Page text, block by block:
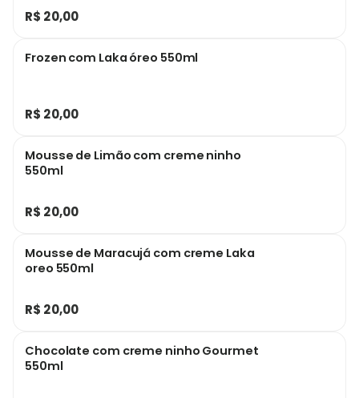
R$ 20,00
Frozen com Laka óreo 550ml
R$ 20,00
Mousse de Limão com creme ninho
550ml
R$ 20,00
Mousse de Maracujá com creme Laka
oreo 550ml
R$ 20,00
Chocolate com creme ninho Gourmet
550ml